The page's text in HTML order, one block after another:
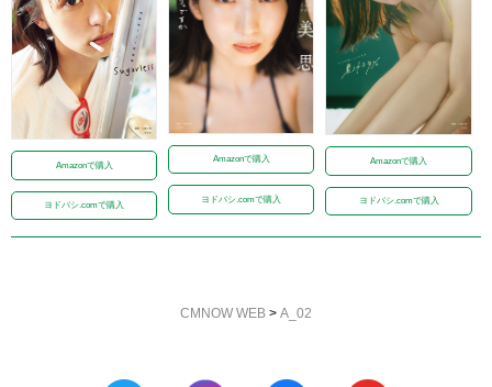
Amazonで購入
ヨドバシ.comで購入
Amazonで購入
ヨドバシ.comで購入
Amazonで購入
ヨドバシ.comで購入
CMNOW WEB > A_02